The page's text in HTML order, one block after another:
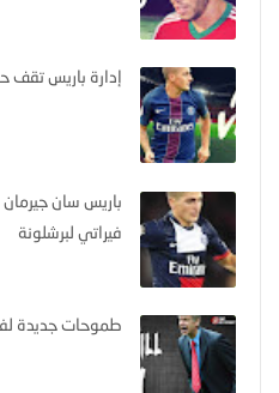
إدارة باريس تقف
باريس سان جيرمان
فيراتي لبرشلونة
طموحات جديدة